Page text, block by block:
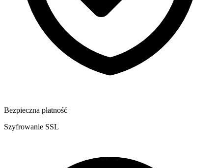
Bezpieczna płatność
Szyfrowanie SSL